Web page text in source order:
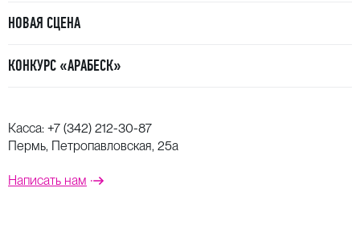
НОВАЯ СЦЕНА
КОНКУРС «АРАБЕСК»
Касса: +7 (342) 212-30-87
Пермь, Петропавловская, 25а
Написать нам